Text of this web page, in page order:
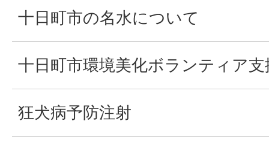
十日町市の名水について
十日町市環境美化ボランティア支
狂犬病予防注射